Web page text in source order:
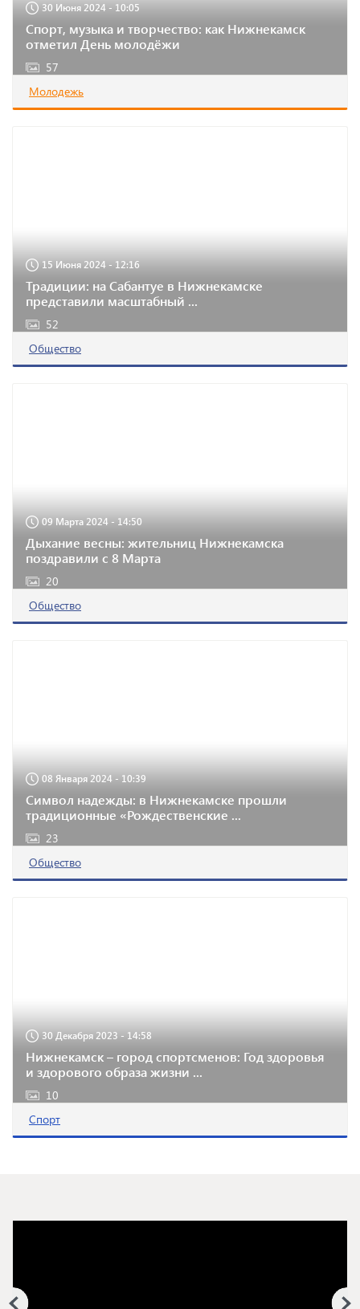
30 Июня 2024 - 10:05
Спорт, музыка и творчество: как Нижнекамск
отметил День молодёжи
57
Молодежь
15 Июня 2024 - 12:16
Традиции: на Сабантуе в Нижнекамске
представили масштабный ...
52
Общество
09 Марта 2024 - 14:50
Дыхание весны: жительниц Нижнекамска
поздравили с 8 Марта
20
Общество
08 Января 2024 - 10:39
Символ надежды: в Нижнекамске прошли
традиционные «Рождественские ...
23
Общество
30 Декабря 2023 - 14:58
Нижнекамск – город спортсменов: Год здоровья
и здорового образа жизни ...
10
Спорт